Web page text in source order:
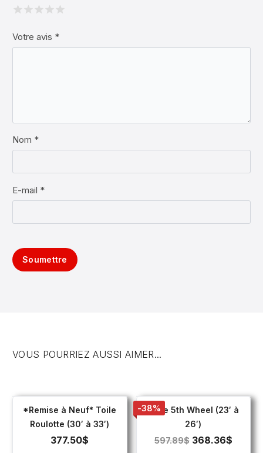
Votre avis *
Nom *
E-mail *
Soumettre
VOUS POURRIEZ AUSSI AIMER...
*Remise à Neuf* Toile
Roulotte (30′ à 33′)
377.50$
-38%
Toile 5th Wheel (23′ à
26′)
597.89$ 368.36$